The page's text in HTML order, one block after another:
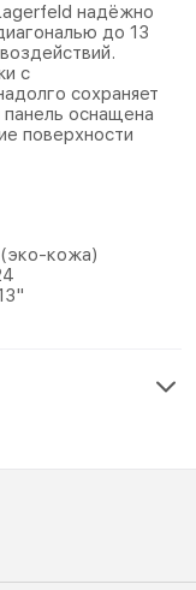
надёжно
до 13
с
сохраняет
оснащена
поверхности
(эко-кожа)